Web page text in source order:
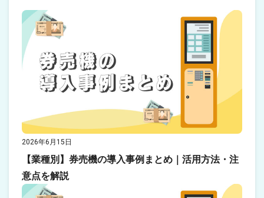
2026年6月15日
【業種別】券売機の導入事例まとめ｜活用方法・注
意点を解説